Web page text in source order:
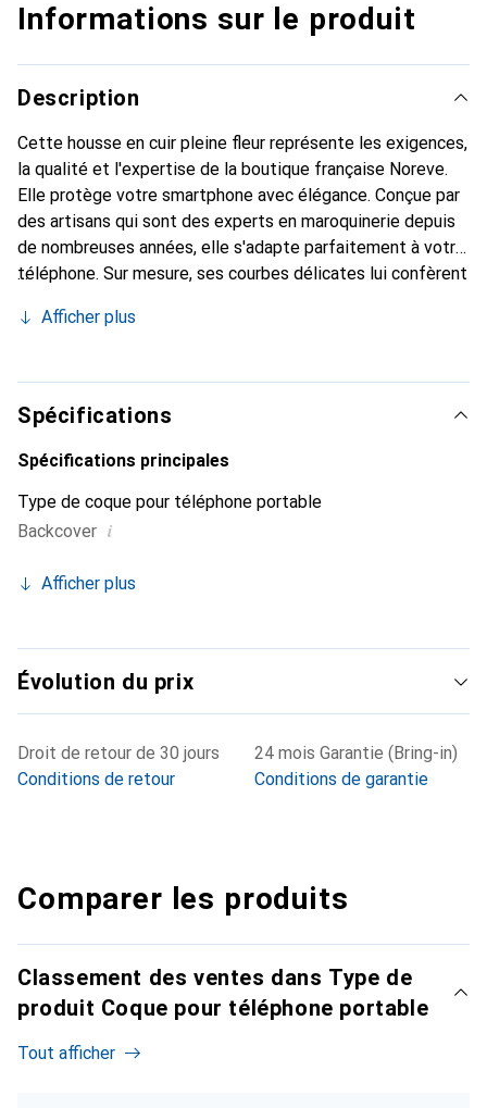
Informations sur le produit
Description
Cette housse en cuir pleine fleur représente les exigences,
la qualité et l'expertise de la boutique française Noreve.
Elle protège votre smartphone avec élégance. Conçue par
des artisans qui sont des experts en maroquinerie depuis
de nombreuses années, elle s'adapte parfaitement à votre
téléphone. Sur mesure, ses courbes délicates lui confèrent
et indispensable pour votre smartphone. Reconnaissable à
marque Noreve est un choix fiable pour une clientèle
exigeante.
Afficher plus
Spécifications
Spécifications principales
Type de coque pour téléphone portable
Backcover i
Afficher plus
Évolution du prix
Droit de retour de 30 jours
Conditions de retour
24 mois Garantie (Bring-in)
Conditions de garantie
Comparer les produits
Classement des ventes dans Type de
produit Coque pour téléphone portable
Tout afficher